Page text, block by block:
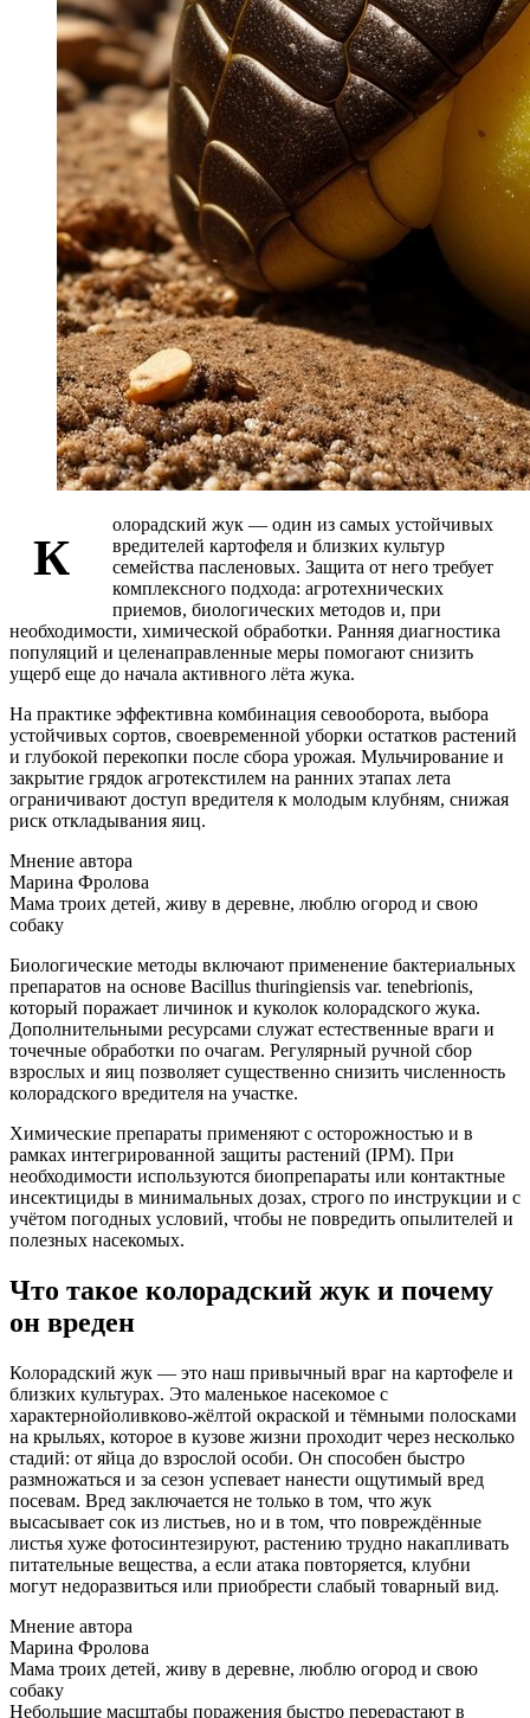
К
олорадский жук — один из самых устойчивых
вредителей картофеля и близких культур
семейства пасленовых. Защита от него требует
комплексного подхода: агротехнических
приемов, биологических методов и, при
необходимости, химической обработки. Ранняя диагностика
популяций и целенаправленные меры помогают снизить
ущерб еще до начала активного лёта жука.
На практике эффективна комбинация севооборота, выбора
устойчивых сортов, своевременной уборки остатков растений
и глубокой перекопки после сбора урожая. Мульчирование и
закрытие грядок агротекстилем на ранних этапах лета
ограничивают доступ вредителя к молодым клубням, снижая
риск откладывания яиц.
Мнение автора
Марина Фролова
Мама троих детей, живу в деревне, люблю огород и свою
собаку
Биологические методы включают применение бактериальных
препаратов на основе Bacillus thuringiensis var. tenebrionis,
который поражает личинок и куколок колорадского жука.
Дополнительными ресурсами служат естественные враги и
точечные обработки по очагам. Регулярный ручной сбор
взрослых и яиц позволяет существенно снизить численность
колорадского вредителя на участке.
Химические препараты применяют с осторожностью и в
рамках интегрированной защиты растений (IPM). При
необходимости используются биопрепараты или контактные
инсектициды в минимальных дозах, строго по инструкции и с
учётом погодных условий, чтобы не повредить опылителей и
полезных насекомых.
Что такое колорадский жук и почему
он вреден
Колорадский жук — это наш привычный враг на картофеле и
близких культурах. Это маленькое насекомое с
характернойоливково-жёлтой окраской и тёмными полосками
на крыльях, которое в кузове жизни проходит через несколько
стадий: от яйца до взрослой особи. Он способен быстро
размножаться и за сезон успевает нанести ощутимый вред
посевам. Вред заключается не только в том, что жук
высасывает сок из листьев, но и в том, что повреждённые
листья хуже фотосинтезируют, растению трудно накапливать
питательные вещества, а если атака повторяется, клубни
могут недоразвиться или приобрести слабый товарный вид.
Мнение автора
Марина Фролова
Мама троих детей, живу в деревне, люблю огород и свою
собаку
Небольшие масштабы поражения быстро перерастают в